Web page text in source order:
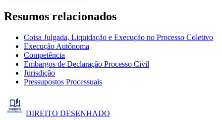
Resumos relacionados
Coisa Julgada, Liquidação e Execução no Processo Coletivo
Execução Autônoma
Competência
Embargos de Declaração Processo Civil
Jurisdição
Pressupostos Processuais
DIREITO DESENHADO